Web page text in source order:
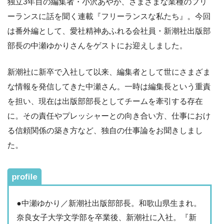
独立3年目の編集者・小沢あやが、さまざまな業種のフリ
ーランスに話を聞く連載『フリーランスな私たち』。今回
は番外編として、愛社精神あふれる会社員・新潮社出版部
部長の中瀬ゆかりさんをゲストにお迎えしました。
新潮社に新卒で入社して以来、編集者として世にさまざま
な情報を発信してきた中瀬さん。一時は編集長という重責
を担い、現在は出版部部長としてチームを牽引する存在
に。その責任やプレッシャーとの向き合い方、仕事におけ
る信頼関係の築き方など、独自の仕事論をお聞きしまし
た。
profile
●中瀬ゆかり／新潮社出版部部長。和歌山県生まれ。
奈良女子大学文学部を卒業後、新潮社に入社。『新